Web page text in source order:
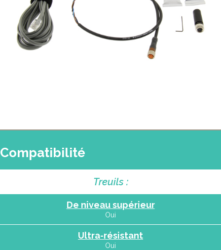
Compatibilité
Treuils :
De niveau supérieur
Oui
Ultra-résistant
Oui